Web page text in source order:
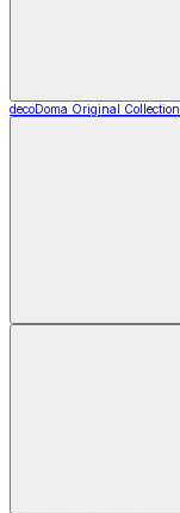
decoDoma Original Collection